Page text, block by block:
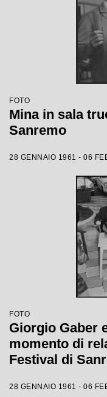
FOTO
Mina in sala
Sanremo
28 GENNAIO 1961 - 06
FOTO
Giorgio Gaber
momento di
Festival di
28 GENNAIO 1961 - 06